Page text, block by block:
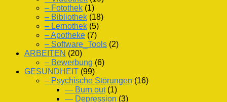
– Fotothek (1)
– Bibliothek (18)
– Lernothek (5)
– Apotheke (7)
– Software_Tools (2)
ARBEITEN (20)
– Bewerbung (6)
GESUNDHEIT (99)
– Psychische Störungen (16)
— Burn out(1)
— Depression (3)